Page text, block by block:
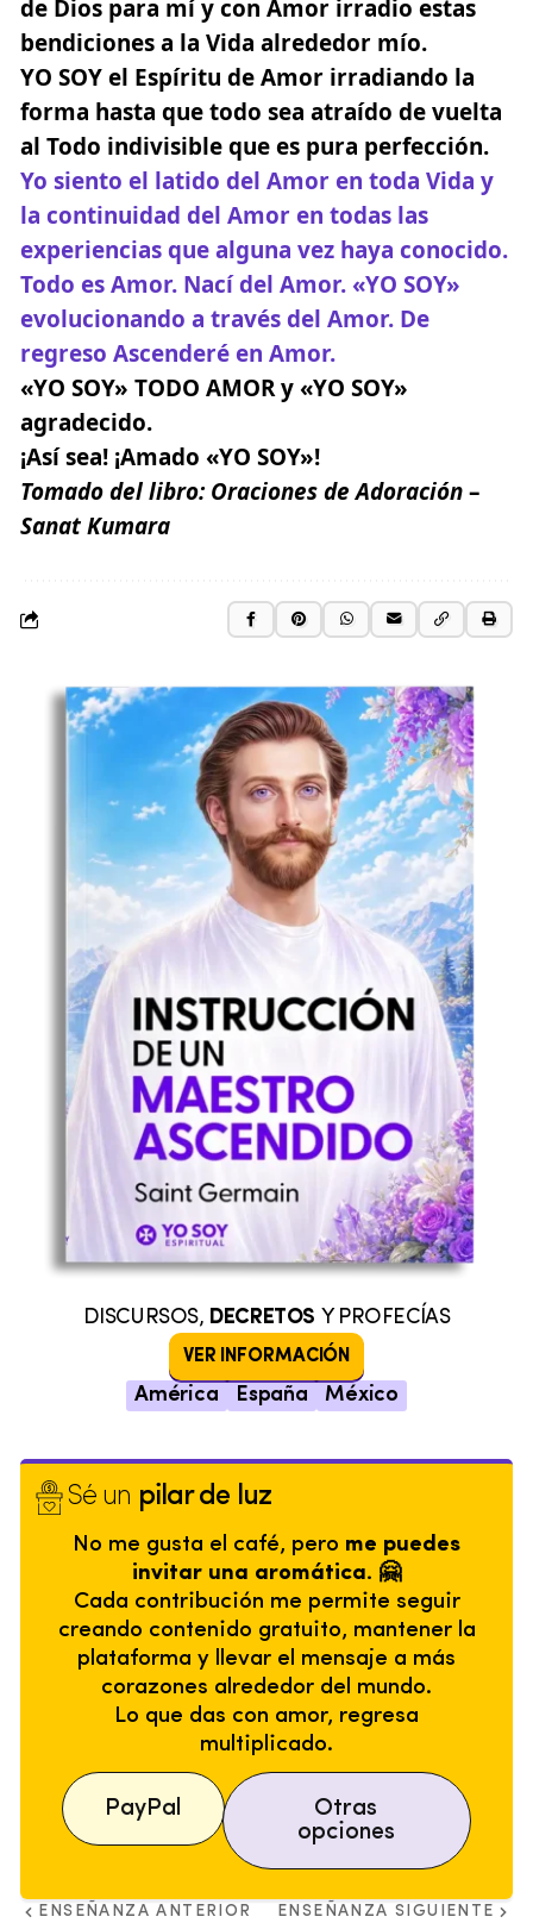
de Dios para mí y con Amor irradio estas
bendiciones a la Vida alrededor mío.
YO SOY el Espíritu de Amor irradiando la
forma hasta que todo sea atraído de vuelta
al Todo indivisible que es pura perfección.
Yo siento el latido del Amor en toda Vida y
la continuidad del Amor en todas las
experiencias que alguna vez haya conocido.
Todo es Amor. Nací del Amor. «YO SOY»
evolucionando a través del Amor. De
regreso Ascenderé en Amor.
«YO SOY» TODO AMOR y «YO SOY»
agradecido.
¡Así sea! ¡Amado «YO SOY»!
Tomado del libro:Oraciones de Adoración–
Sanat Kumara
DISCURSOS, DECRETOS Y PROFECÍAS
VER INFORMACIÓN
América España México
Sé un pilar de luz
No me gusta el café, pero me puedes
invitar una aromática. 🤗
Cada contribución me permite seguir
creando contenido gratuito, mantener la
plataforma y llevar el mensaje a más
corazones alrededor del mundo.
Lo que das con amor, regresa
multiplicado.
PayPal
Otras
opciones
ENSEÑANZA ANTERIOR ENSEÑANZA SIGUIENTE